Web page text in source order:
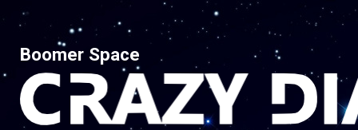
Boomer Space